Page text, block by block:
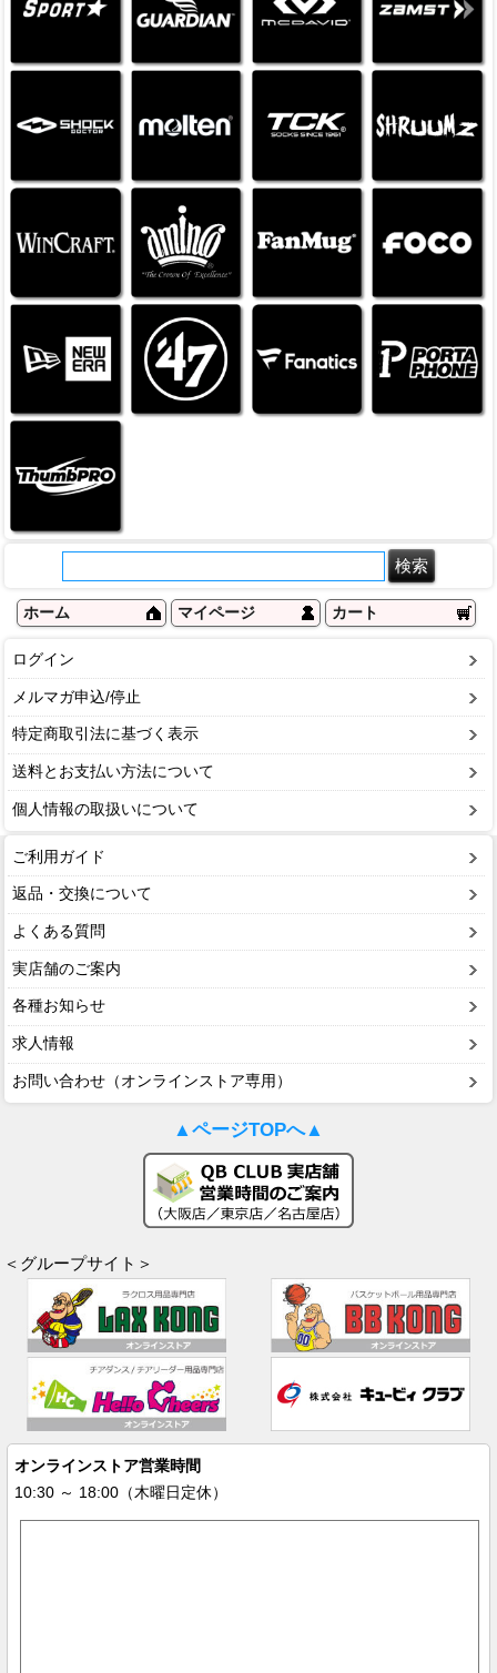
ホーム マイページ カート
ログイン
メルマガ申込/停止
特定商取引法に基づく表示
送料とお支払い方法について
個人情報の取扱いについて
ご利用ガイド
返品・交換について
よくある質問
実店舗のご案内
各種お知らせ
求人情報
お問い合わせ（オンラインストア専用）
▲ページTOPへ▲
＜グループサイト＞
オンラインストア営業時間
10:30 ～ 18:00（木曜日定休）